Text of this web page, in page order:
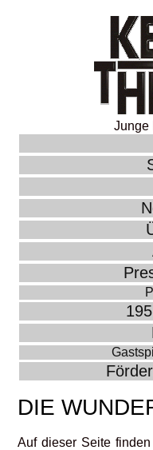
Junge
DIE
Auf dieser Seite